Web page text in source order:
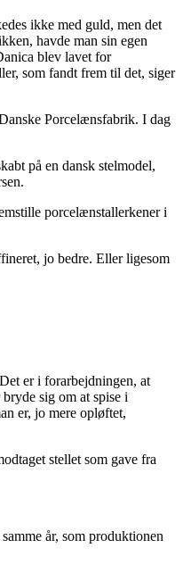
ikke med guld, men det
havde man sin egen
blev lavet for
som fandt frem til det, siger
Porcelænsfabrik. I dag
på en dansk stelmodel,
porcelænstallerkener i
jo bedre. Eller ligesom
er i forarbejdningen, at
sig om at spise i
er, jo mere opløftet,
stellet som gave fra
år, som produktionen